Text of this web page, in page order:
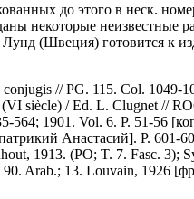
до этого в неск.
некоторые неизвестные
(Швеция) готовится к
// PG. 115. Col. 1049-
siècle) / Ed. L. Clugnet //
1901. Vol. 6. P. 51-56
Анастасий]. P. 601-
1913. (PO; T. 7. Fasc.
90. Arab.; 13. Louvain, 1926